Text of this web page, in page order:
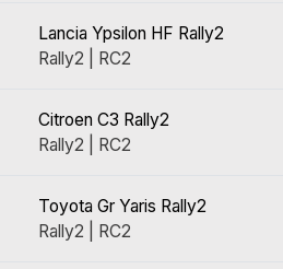
Lancia Ypsilon HF Rally2
Rally2 | RC2
Citroen C3 Rally2
Rally2 | RC2
Toyota Gr Yaris Rally2
Rally2 | RC2